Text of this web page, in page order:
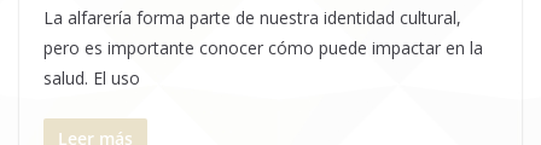
La alfarería forma parte de nuestra identidad cultural,
pero es importante conocer cómo puede impactar en la
salud. El uso
Leer más